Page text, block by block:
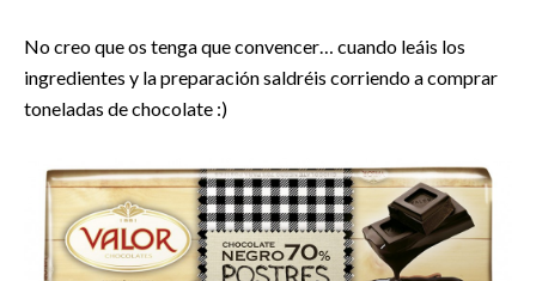
No creo que os tenga que convencer… cuando leáis los
ingredientes y la preparación saldréis corriendo a comprar
toneladas de chocolate :)